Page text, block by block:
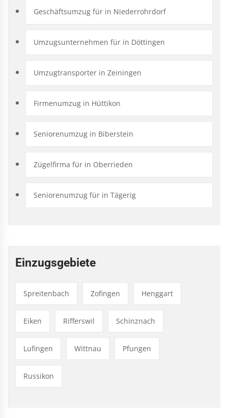
Geschäftsumzug für in Niederrohrdorf
Umzugsunternehmen für in Döttingen
Umzugtransporter in Zeiningen
Firmenumzug in Hüttikon
Seniorenumzug in Biberstein
Zügelfirma für in Oberrieden
Seniorenumzug für in Tägerig
Einzugsgebiete
Spreitenbach Zofingen Henggart
Eiken Rifferswil Schinznach
Lufingen Wittnau Pfungen
Russikon